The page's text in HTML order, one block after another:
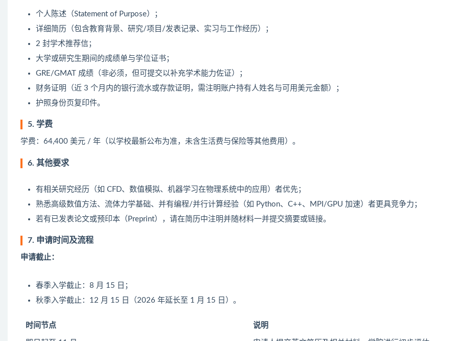
个人陈述（Statement of Purpose）；
详细简历（包含教育背景、研究/项目/发表记录、实习与工作经历）；
2 封学术推荐信；
大学或研究生期间的成绩单与学位证书；
GRE/GMAT 成绩（非必须，但可提交以补充学术能力佐证）；
财务证明（近 3 个月内的银行流水或存款证明，需注明账户持有人姓名与可用美元金额）；
护照身份页复印件。
5. 学费
学费：64,400 美元 / 年（以学校最新公布为准，未含生活费与保险等其他费用）。
6. 其他要求
有相关研究经历（如 CFD、数值模拟、机器学习在物理系统中的应用）者优先；
熟悉高级数值方法、流体力学基础、并有编程/并行计算经验（如 Python、C++、MPI/GPU 加速）者更具竞争力；
若有已发表论文或预印本（Preprint），请在简历中注明并随材料一并提交摘要或链接。
7. 申请时间及流程
申请截止：
春季入学截止：8 月 15 日；
秋季入学截止：12 月 15 日（2026 年延长至 1 月 15 日）。
时间节点 说明